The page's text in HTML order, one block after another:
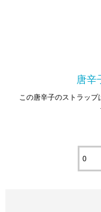
唐辛
この唐辛子のストラッ